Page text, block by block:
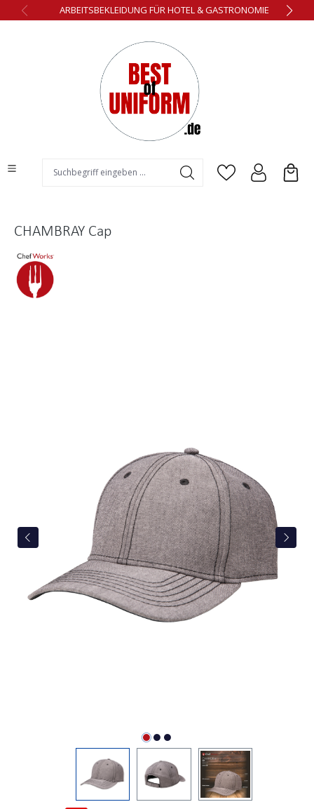
springenARBEITSBEKLEIDUNG FÜR HOTEL & GASTRONOMIE
CHAMBRAY Cap